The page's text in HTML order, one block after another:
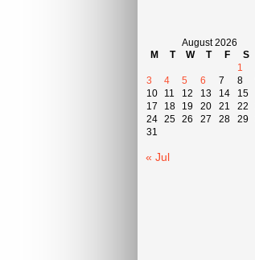
August 2026
M
T W T F S
1
3
4 5 6 7 8
10
11 12 13 14 15
17
18 19 20 21 22
24 25 26 27 28 29
31
« Jul